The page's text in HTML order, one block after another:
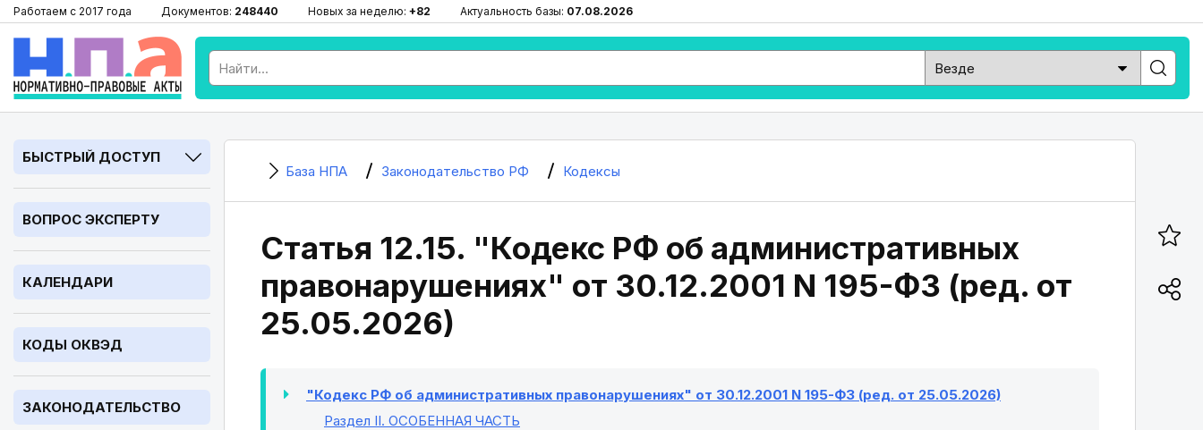
Работаем с 2017 года Документов: 248440 Новых за неделю: +82 Актуальность базы: 07.08.2026
БЫСТРЫЙ ДОСТУП
ВОПРОС ЭКСПЕРТУ
КАЛЕНДАРИ
КОДЫ ОКВЭД
ЗАКОНОДАТЕЛЬСТВО
База НПА Законодательство РФ Кодексы
Статья 12.15. "Кодекс РФ об административных
правонарушениях" от 30.12.2001 N 195-ФЗ (ред. от
25.05.2026)
"Кодекс РФ об административных правонарушениях" от 30.12.2001 N 195-ФЗ (ред. от 25.05.2026)
Раздел II. ОСОБЕННАЯ ЧАСТЬ